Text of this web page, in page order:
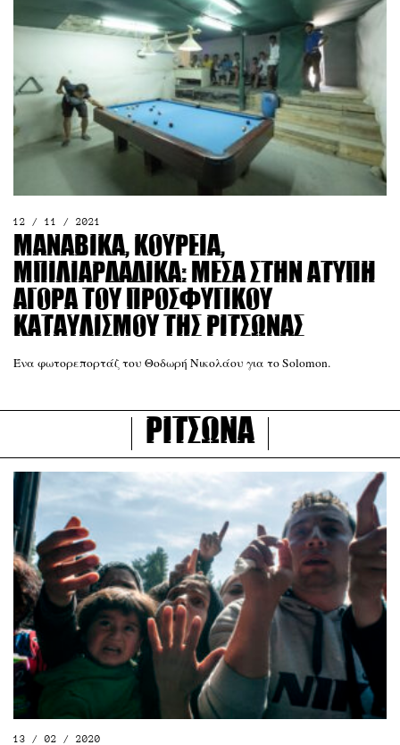
12 / 11 / 2021
Μανάβικα, κουρεία,
μπιλιαρδάδικα: Μέσα στην άτυπη
αγορά του προσφυγικού
καταυλισμού της Ριτσώνας
Ένα φωτορεπορτάζ του Θοδωρή Νικολάου για το Solomon.
Ριτσώνα
13 / 02 / 2020